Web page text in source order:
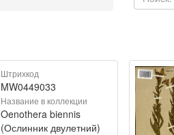
Штрихкод
MW0449033
Название в коллекции
Oenothera biennis
(Ослинник двулетний)